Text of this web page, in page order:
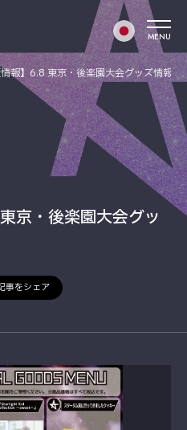
MENU
情報】6.8 東京・後楽園大会グッズ情報！
京・後楽園大会グッ
事をシェア